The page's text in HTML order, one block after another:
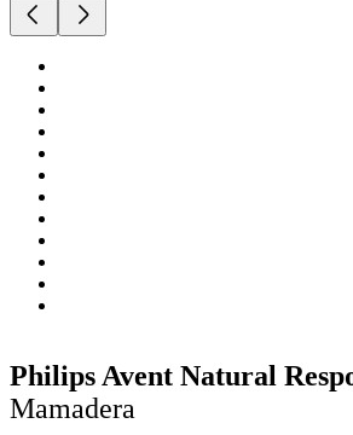
Philips Avent Natural
Mamadera